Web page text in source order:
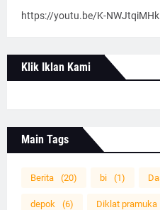
https://youtu.be/K-NWJtqiMHk
Klik Iklan Kami
Main Tags
Berita (20) bi (1)
depok (6) Diklat pramuka